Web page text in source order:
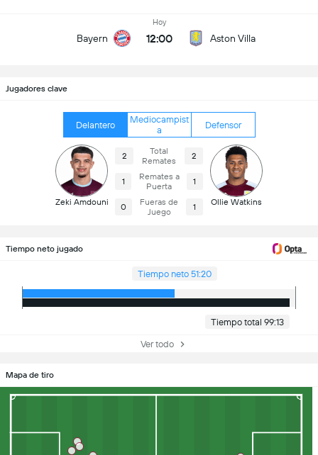
Bayern
Hoy
12:00 Aston Villa
Jugadores clave
Delantero
Mediocampist
a
Defensor
Zeki Amdouni
2
Total
Remates
2
1
Remates a
Puerta
1
0
Fueras de
Juego
1 Ollie Watkins
Tiempo neto jugado
Tiempo neto 51:20
Tiempo total 99:13
Ver todo
Mapa de tiro